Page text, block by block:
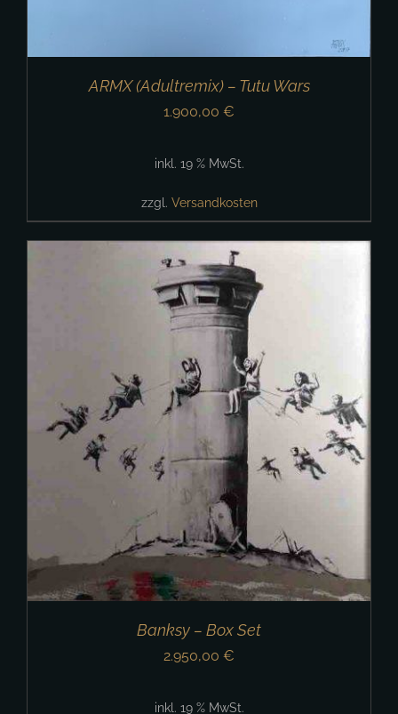
ARMX (Adultremix) – Tutu Wars
1.900,00 €
inkl. 19 % MwSt.
zzgl. Versandkosten
Banksy – Box Set
2.950,00 €
inkl. 19 % MwSt.